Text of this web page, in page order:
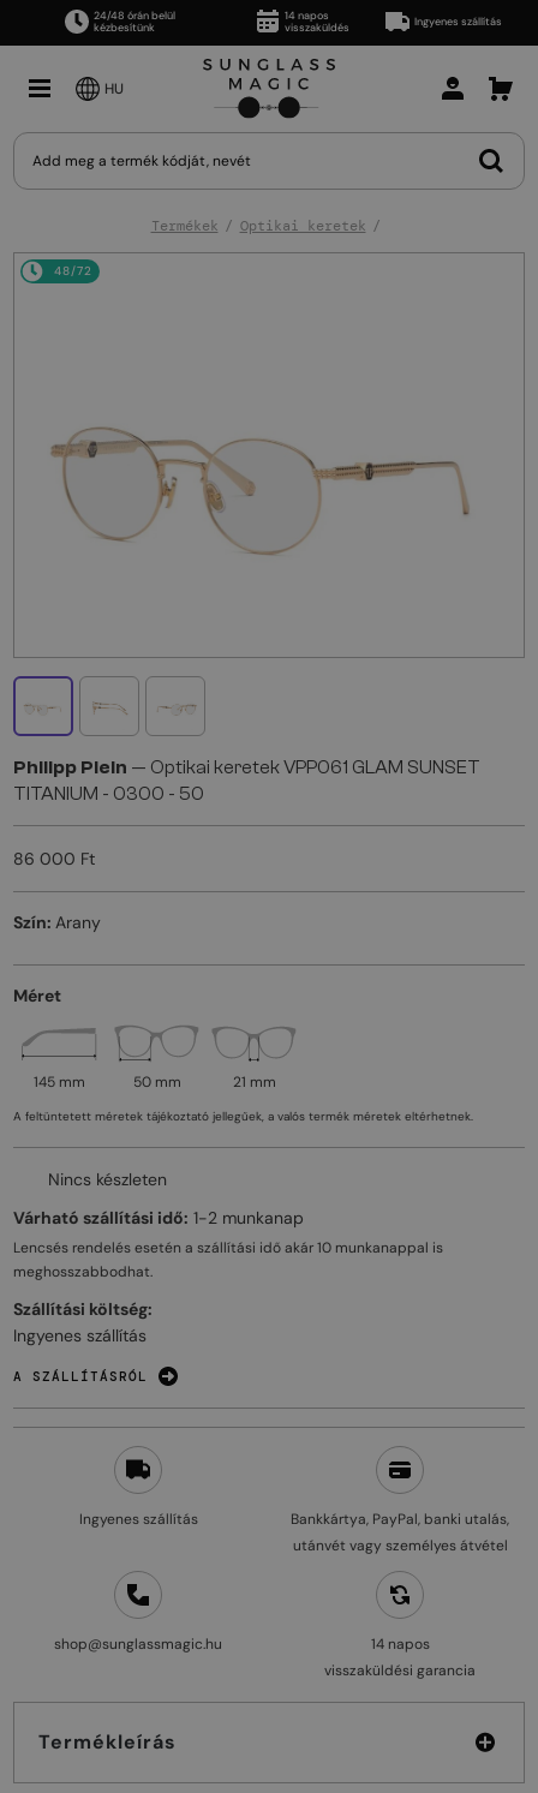
24/48 órán belül
kézbesítünk
14 napos
visszaküldés
Ingyenes szállítás
HU
Termékek Optikai keretek
Ingyenes szállítás
Bankkártya, PayPal, banki utalás,
utánvét vagy személyes átvétel
shop@sunglassmagic.hu
14 napos
visszaküldési garancia
Termékleírás
48/72
Philipp Plein — Optikai keretek VPP061 GLAM SUNSET
TITANIUM - 0300 - 50
86 000 Ft
Szín: Arany
Méret
145 mm 50 mm 21 mm
A feltüntetett méretek tájékoztató jellegűek, a valós termék méretek eltérhetnek.
Nincs készleten
Várható szállítási idő: 1-2 munkanap
Lencsés rendelés esetén a szállítási idő akár10 munkanappal is
meghosszabbodhat.
Szállítási költség:
Ingyenes szállítás
A SZÁLLÍTÁSRÓL